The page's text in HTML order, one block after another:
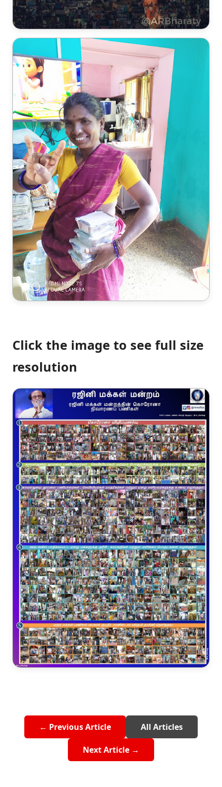
Click the image to see full size
resolution
← Previous Article All Articles
Next Article →